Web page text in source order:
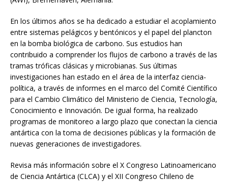
En los últimos años se ha dedicado a estudiar el acoplamiento
entre sistemas pelágicos y bentónicos y el papel del plancton
en la bomba biológica de carbono. Sus estudios han
contribuido a comprender los flujos de carbono a través de las
tramas tróficas clásicas y microbianas. Sus últimas
investigaciones han estado en el área de la interfaz ciencia-
política, a través de informes en el marco del Comité Científico
para el Cambio Climático del Ministerio de Ciencia, Tecnología,
Conocimiento e Innovación. De igual forma, ha realizado
programas de monitoreo a largo plazo que conectan la ciencia
antártica con la toma de decisiones públicas y la formación de
nuevas generaciones de investigadores.
Revisa más información sobre el X Congreso Latinoamericano
de Ciencia Antártica (CLCA) y el XII Congreso Chileno de